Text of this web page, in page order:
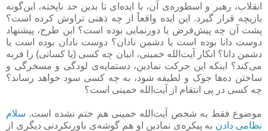
انقلاب، رهبر و اسطوره‌ی آن، با ایده‌ای تا بدین حد ناپخته، این‌گونه
بازیچه قرار گیرد. این ایده واقعاً از چه ذهنی تراوش کرده است؟
پشت آن چه پیش‌فرض یا دورنمایی بوده است؟ این طرح، پیشنهاد
دوست دانا بوده است یا دشمن نادان؟ دوست نادان بوده است یا
دشمن دانا؟ انکار آیت‌الله خمینی، انبان چه کسی (یا کسانی) را فربه
می‌کند؟ اینکه این حرکت نمادین، دستمایه‌ی لودگی و مسخرگی و
ساختن ده‌ها جوک و لطیفه شود، به چه کسی سود خواهد رساند؟
چه کسی در پی انتقام از آیت‌الله خمینی است؟
موضوع فقط به شخص آیت‌الله خمینی هم ختم نشده است. سلام
نظامی دادن به پیکره‌ی نمادین او هم گوشه‌ی باورنکردنی دیگری از